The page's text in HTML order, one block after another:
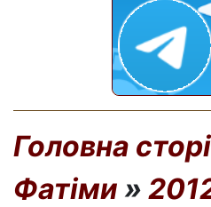
Головна
Фатіми »